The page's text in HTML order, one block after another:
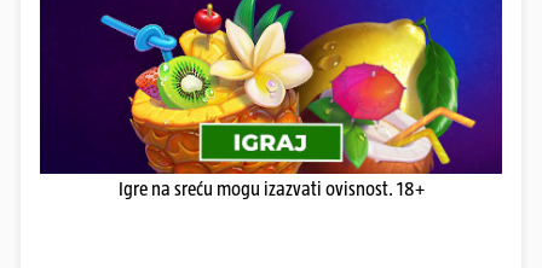
Igre na sreću mogu izazvati ovisnost. 18+